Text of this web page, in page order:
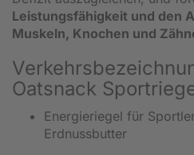
Leistungsfähigkeit und den
Muskeln, Knochen und
Oatsnack
Energieriegel für
Erdnussbutter